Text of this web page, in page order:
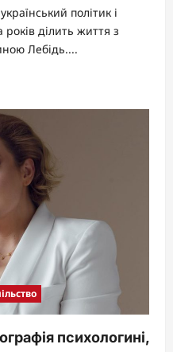
політик і
ділить життя з
Лебідь....
психологині,